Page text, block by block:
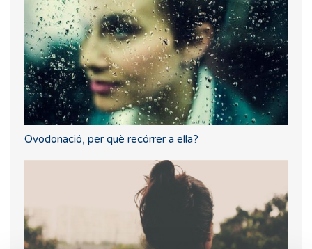
Ovodonació, per què recórrer a ella?